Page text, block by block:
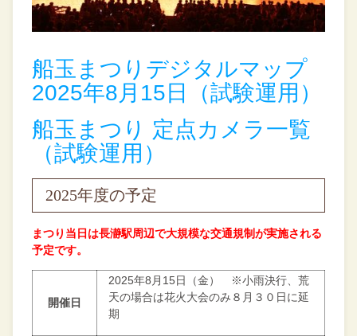
船玉まつりデジタルマップ
2025年8月15日（試験運用）
船玉まつり 定点カメラ一覧
（試験運用）
2025年度の予定
まつり当日は長瀞駅周辺で大規模な交通規制が実施される
予定です。
開催日
2025年8月15日（金） ※小雨決行、荒
天の場合は花火大会のみ８月３０日に延
期